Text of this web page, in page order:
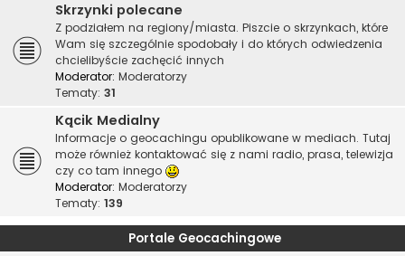
Skrzynki polecane
Z podziałem na regiony/miasta. Piszcie o skrzynkach, które
Wam się szczególnie spodobały i do których odwiedzenia
chcielibyście zachęcić innych
Moderator: Moderatorzy
Tematy: 31
Kącik Medialny
Informacje o geocachingu opublikowane w mediach. Tutaj
może również kontaktować się z nami radio, prasa, telewizja
czy co tam innego
Moderator: Moderatorzy
Tematy: 139
Portale Geocachingowe